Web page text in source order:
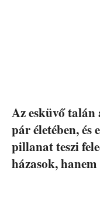
Az esküvő talán
pár életében, és
pillanat teszi
házasok,